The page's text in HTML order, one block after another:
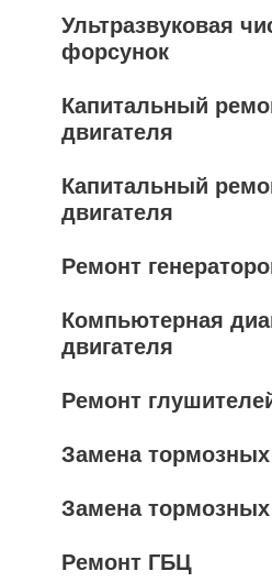
Ультразвуковая
форсунок
Капитальный
двигателя
Капитальный
двигателя
Ремонт
Компьютерная
двигателя
Ремонт
Замена
Замена
Ремонт ГБЦ